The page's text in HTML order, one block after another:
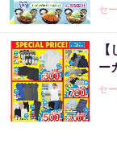
わ
PR
セ
ー
セ